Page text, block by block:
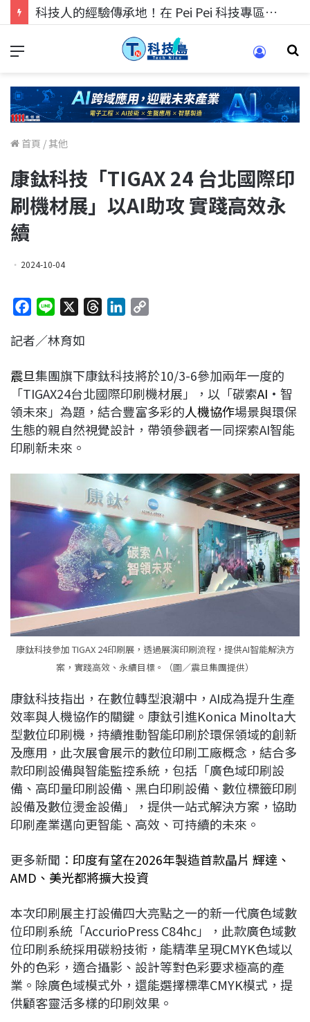
科技人的經驗傳承地！在 Pei Pei 科技專區，與學弟妹交流最硬核的技術
首頁 /其他
康鈦科技「TIGAX 24 台北國際印
刷機材展」以AI助攻 實踐高效永
續
2024-10-04
c
b
o
o
k
n
a
d
s
e
d
I
n
L
i
n
k
記者／林育如
震旦集團旗下康鈦科技將於10/3-6參加兩年一度的
「TIGAX24台北國際印刷機材展」，以「碳索AI •智
領未來」為題，結合豐富多彩的人機協作場景與環保
生態的親自然視覺設計，帶領參觀者一同探索AI智能
印刷新未來。
康鈦科技參加 TIGAX 24印刷展，透過展演印刷流程，提供AI智能解決方
案，實踐高效、永續目標。（圖／震旦集團提供）
康鈦科技指出，在數位轉型浪潮中，AI成為提升生產
效率與人機協作的關鍵。康鈦引進Konica Minolta大
型數位印刷機，持續推動智能印刷於環保領域的創新
及應用，此次展會展示的數位印刷工廠概念，結合多
款印刷設備與智能監控系統，包括「廣色域印刷設
備、高印量印刷設備、黑白印刷設備、數位標籤印刷
設備及數位燙金設備」，提供一站式解決方案，協助
印刷產業邁向更智能、高效、可持續的未來。
更多新聞： 印度有望在2026年製造首款晶片 輝達、
AMD、美光都將擴大投資
本次印刷展主打設備四大亮點之一的新一代廣色域數
位印刷系統「AccurioPress C84hc」，此款廣色域數
位印刷系統採用碳粉技術，能精準呈現CMYK色域以
外的色彩，適合攝影、設計等對色彩要求極高的產
業。除廣色域模式外，還能選擇標準CMYK模式，提
供顧客靈活多樣的印刷效果。